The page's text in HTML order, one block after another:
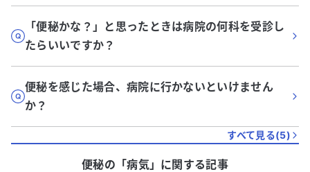
「便秘かな？」と思ったときは病院の何科を受診し
たらいいですか？
便秘を感じた場合、病院に行かないといけません
か？
すべて見る(5)
便秘の「病気」に関する記事